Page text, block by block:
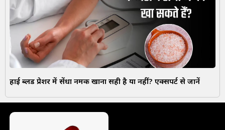
हाई ब्लड प्रेशर में सेंधा नमक खाना सही है या नहीं? एक्सपर्ट से जानें